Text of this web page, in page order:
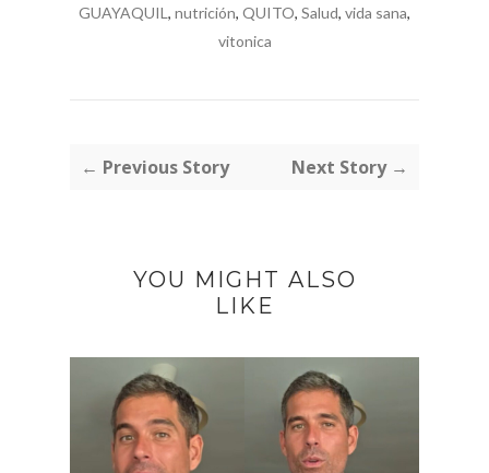
GUAYAQUIL , nutrición, QUITO, Salud, vida sana,
vitonica
← Previous Story Next Story →
YOU MIGHT ALSO
LIKE